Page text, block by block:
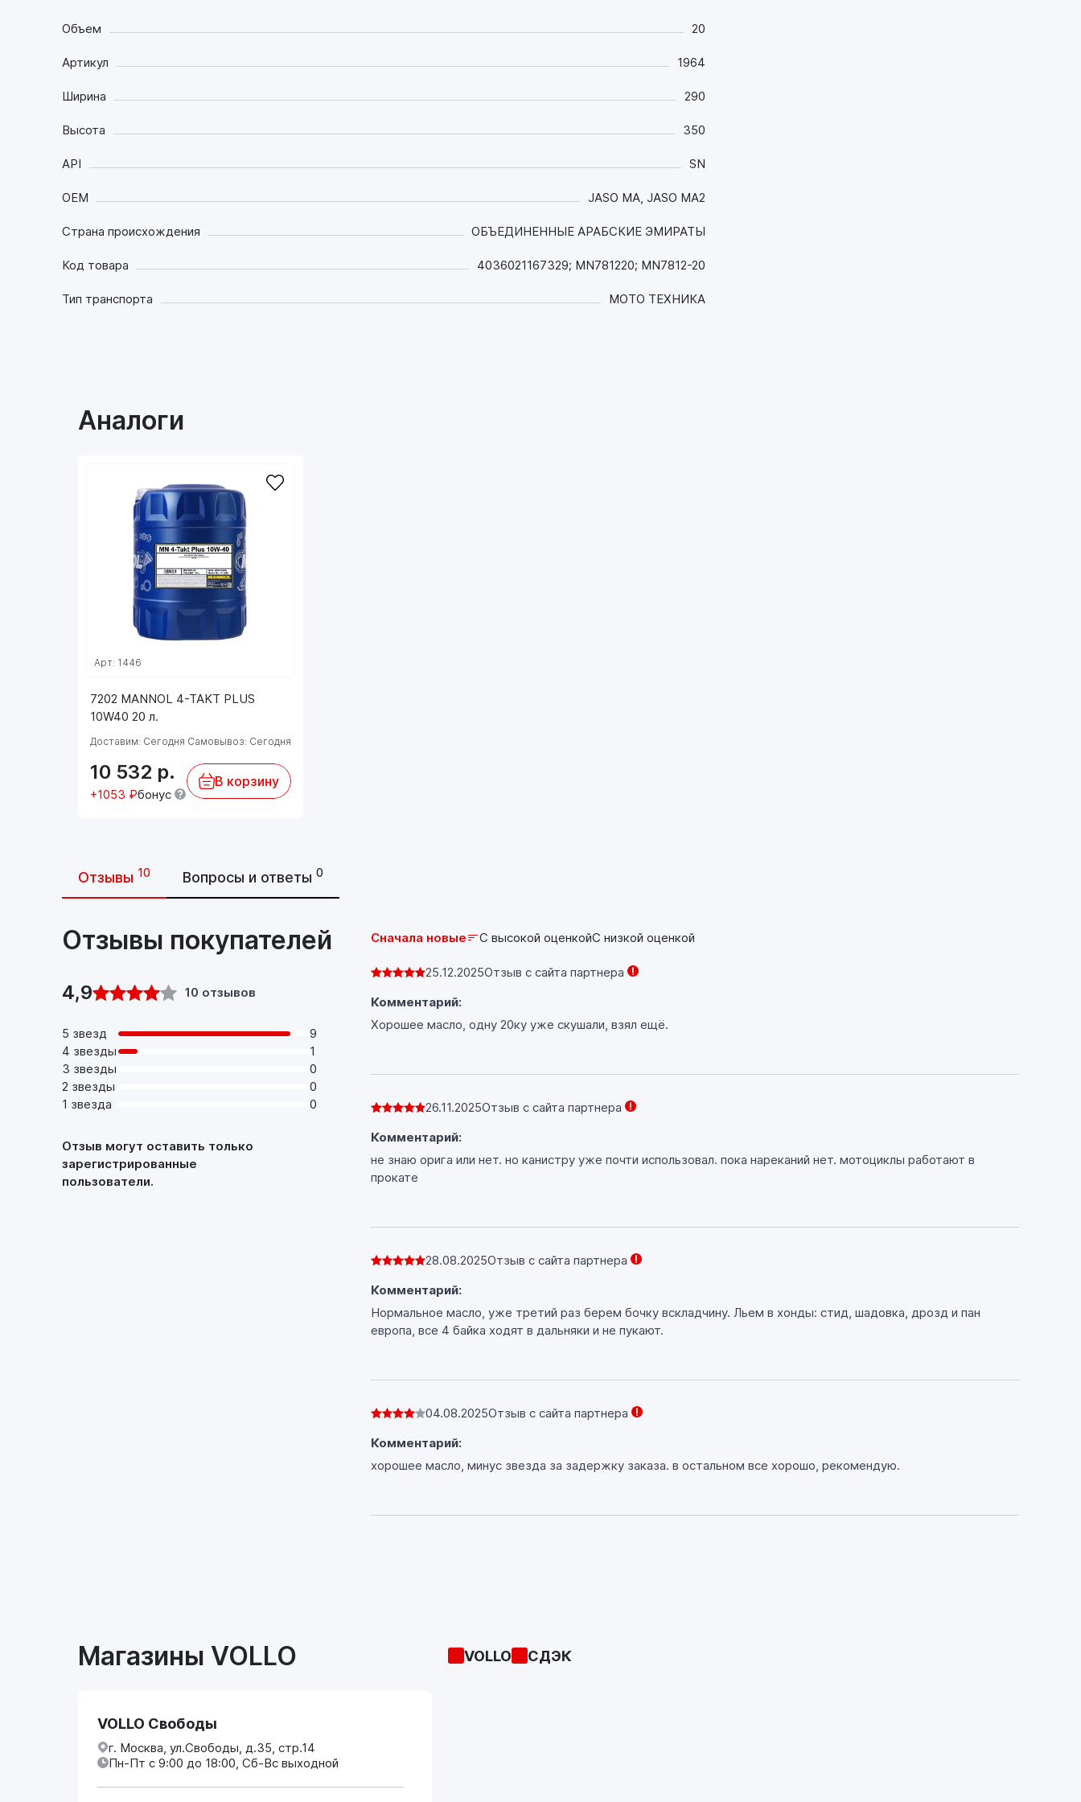
- Благодаря ester-содержащей основе имеет
противоизносные и противозадирные свойства,
поршневую группу и клапанный механизм;
содержащей синтетической основе и
условиях эксплуатации, обладает
стабильностью и стойкостью к высоким
исключительно прочную масляную пленку;
сохраняет стабильные вязкостные
Объем 20
Артикул 1964
Ширина 290
Высота 350
API SN
OEM JASO MA, JASO MA2
Страна происхождения ОБЪЕДИНЕННЫЕ АРАБСКИЕ ЭМИРАТЫ
Код товара 4036021167329; MN781220; MN7812-20
Тип транспорта МОТО ТЕХНИКА
Аналоги
7202 MANNOL 4-TAKT PLUS
10W40 20 л.
Арт: 1446
Доставим: Сегодня Самовывоз: Сегодня
10 532 р.
+1053 ₽бонус
В корзину
Отзывы 10 Вопросы и ответы 0
Отзывы покупателей
4,9 10 отзывов
5 звезд
9
4 звезды
1
3 звезды
0
2 звезды
0
1 звезда
0
Отзыв могут оставить только
зарегистрированные
пользователи.
Сначала новые С высокой оценкойС низкой оценкой
25.12.2025Отзыв с сайта партнера
Комментарий:
Хорошее масло, одну 20ку уже скушали, взял ещё.
26.11.2025Отзыв с сайта партнера
Комментарий:
не знаю орига или нет. но канистру уже почти использовал. пока нареканий нет. мотоциклы работают в
прокате
28.08.2025Отзыв с сайта партнера
Комментарий:
Нормальное масло, уже третий раз берем бочку вскладчину. Льем в хонды: стид, шадовка, дрозд и пан
европа, все 4 байка ходят в дальняки и не пукают.
04.08.2025Отзыв с сайта партнера
Комментарий:
хорошее масло, минус звезда за задержку заказа. в остальном все хорошо, рекомендую.
Магазины VOLLO VOLLO СДЭК
VOLLO Свободы
г. Москва, ул.Свободы, д.35, стр.14
Пн-Пт с 9:00 до 18:00, Сб-Вс выходной